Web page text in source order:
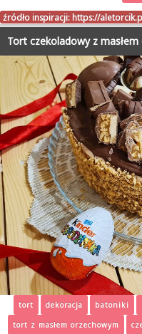
źródło inspiracji: https://
Tort czekoladowy z
tort dekoracja batoniki
tort z masłem orzechowym